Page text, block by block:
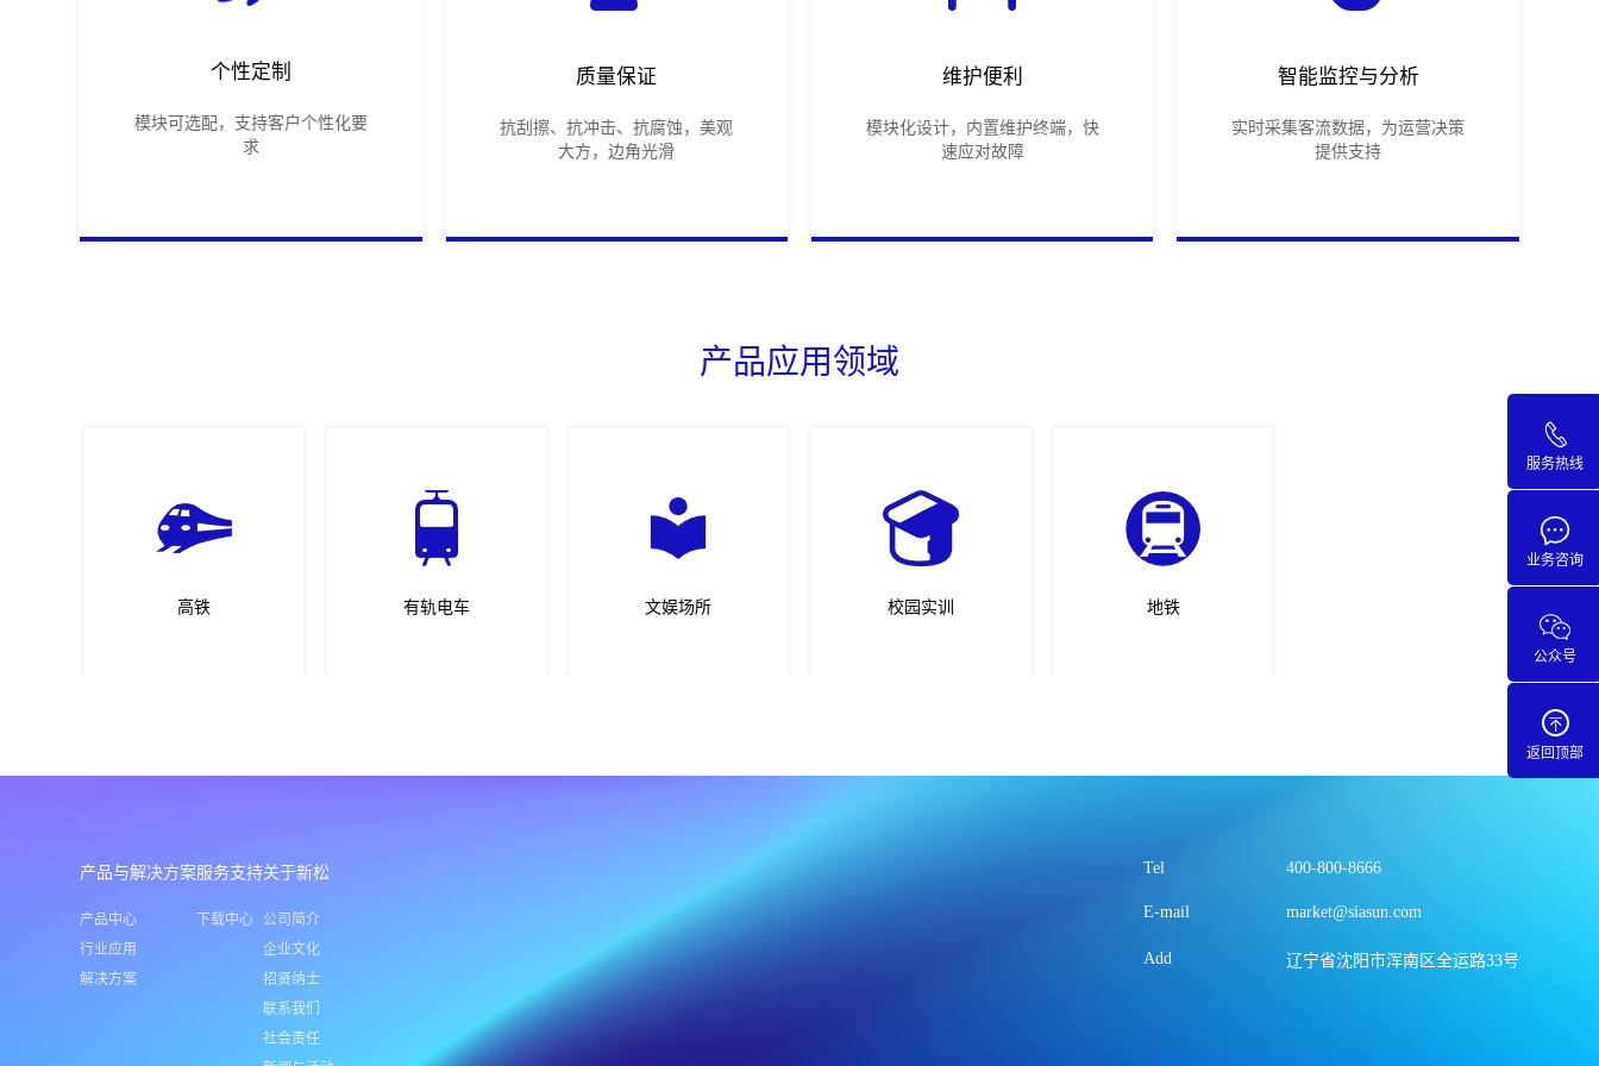
个性定制
模块可选配，支持客户个性化要
求
质量保证
抗刮擦、抗冲击、抗腐蚀，美观
大方，边角光滑
维护便利
模块化设计，内置维护终端，快
速应对故障
智能监控与分析
实时采集客流数据，为运营决策
提供支持
产品应用领域
高铁 有轨电车 文娱场所 校园实训 地铁
产品与解决方案
产品中心
行业应用
解决方案
服务支持
下载中心
关于新松
公司简介
企业文化
招贤纳士
联系我们
社会责任
Tel 400-800-8666
E-mail market@siasun.com
Add 辽宁省沈阳市浑南区全运路33号
服务热线
业务咨询
公众号
返回顶部